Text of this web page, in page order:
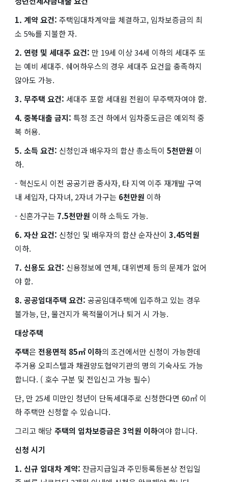
1. 계약 요건: 주택임대차계약을 체결하고, 임차보증금의 최
소 5%를 지불한 자.
2. 연령 및 세대주 요건: 만 19세 이상 34세 이하의 세대주 또
는 예비 세대주. 쉐어하우스의 경우 세대주 요건을 충족하지
않아도 가능.
3. 무주택 요건: 세대주 포함 세대원 전원이 무주택자여야 함.
4. 중복대출 금지: 특정 조건 하에서 임차중도금은 예외적 중
복 허용.
5. 소득 요건: 신청인과 배우자의 합산 총소득이 5천만원 이
하.
- 혁신도시 이전 공공기관 종사자, 타 지역 이주 재개발 구역
내 세입자, 다자녀, 2자녀 가구는 6천만원 이하
- 신혼가구는 7.5천만원 이하 소득도 가능.
6. 자산 요건: 신청인 및 배우자의 합산 순자산이 3.45억원
이하.
7. 신용도 요건: 신용정보에 연체, 대위변제 등의 문제가 없어
야 함.
8. 공공임대주택 요건: 공공임대주택에 입주하고 있는 경우
불가능, 단, 물건지가 목적물이거나 퇴거 시 가능.
대상주택
주택은 전용면적 85㎡ 이하의 조건에서만 신청이 가능한데
주거용 오피스텔과 채권양도협약기관의 명의 기숙사도 가능
합니다. ( 호수 구분 및 전입신고 가능 필수)
단, 만 25세 미만인 청년이 단독세대주로 신청한다면 60㎡ 이
하 주택만 신청할 수 있습니다.
그리고 해당 주택의 임차보증금은 3억원 이하​여야 합니다.
신청 시기
1. 신규 임대차 계약: 잔금지급일과 주민등록등본상 전입일